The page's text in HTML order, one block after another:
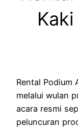
Rental Podium
melalui wulan
acara resmi
peluncuran